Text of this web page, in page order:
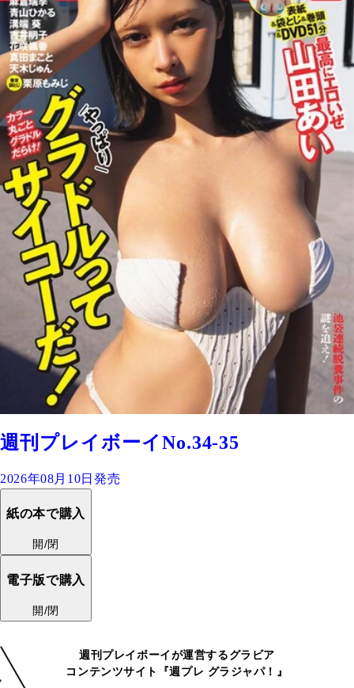
週刊プレイボーイNo.34-35
2026年08月10日発売
紙の本で購入
開/閉
電子版で購入
開/閉
週刊プレイボーイが運営するグラビア
コンテンツサイト『週プレ グラジャパ！』